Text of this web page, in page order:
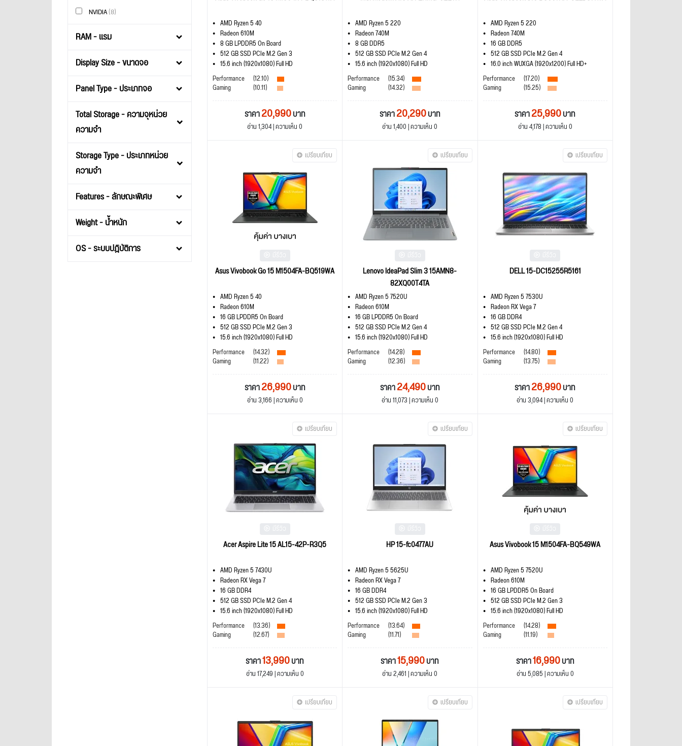
NVIDIA(8)
RAM - แรม
Display Size - ขนาดจอ
Panel Type - ประเภทจอ
Total Storage - ความจุหน่วย
ความจำ
Storage Type - ประเภทหน่วย
ความจำ
Features - ลักษณะพิเศษ
Weight - น้ำหนัก
OS - ระบบปฎิบัติการ
AMD Ryzen 5 40
Radeon 610M
8 GB LPDDR5 On Board
512 GB SSD PCIe M.2 Gen 3
15.6 inch (1920x1080) Full HD
Performance
(12.10)
Gaming (10.11)
ราคา20,990บาท
อ่าน 1,304 | ความเห็น 0
AMD Ryzen 5 220
Radeon 740M
8 GB DDR5
512 GB SSD PCIe M.2 Gen 4
15.6 inch (1920x1080) Full HD
Performance
(15.34)
Gaming (14.32)
ราคา20,290บาท
อ่าน 1,400 | ความเห็น 0
AMD Ryzen 5 220
Radeon 740M
16 GB DDR5
512 GB SSD PCIe M.2 Gen 4
16.0 inch WUXGA (1920x1200) Full HD+
Performance
(17.20)
Gaming (15.25)
ราคา25,990บาท
อ่าน 4,178 | ความเห็น 0
เปรียบเทียบ
Asus Vivobook Go 15 M1504FA-BQ519WA
AMD Ryzen 5 40
Radeon 610M
16 GB LPDDR5 On Board
512 GB SSD PCIe M.2 Gen 3
15.6 inch (1920x1080) Full HD
Performance
(14.32)
Gaming (11.22)
ราคา26,990บาท
อ่าน 3,166 | ความเห็น 0
เปรียบเทียบ
Lenovo IdeaPad Slim 3 15AMN8-
82XQ00T4TA
AMD Ryzen 5 7520U
Radeon 610M
16 GB LPDDR5 On Board
512 GB SSD PCIe M.2 Gen 4
15.6 inch (1920x1080) Full HD
Performance
(14.28)
Gaming (12.36)
ราคา24,490บาท
อ่าน 11,073 | ความเห็น 0
เปรียบเทียบ
DELL 15-DC15255R5161
AMD Ryzen 5 7530U
Radeon RX Vega 7
16 GB DDR4
512 GB SSD PCIe M.2 Gen 4
15.6 inch (1920x1080) Full HD
Performance
(14.80)
Gaming (13.75)
ราคา26,990บาท
อ่าน 3,094 | ความเห็น 0
เปรียบเทียบ
Acer Aspire Lite 15 AL15-42P-R3Q5
AMD Ryzen 5 7430U
Radeon RX Vega 7
16 GB DDR4
512 GB SSD PCIe M.2 Gen 4
15.6 inch (1920x1080) Full HD
Performance
(13.36)
Gaming (12.67)
ราคา13,990บาท
อ่าน 17,249 | ความเห็น 0
เปรียบเทียบ
HP 15-fc0477AU
AMD Ryzen 5 5625U
Radeon RX Vega 7
16 GB DDR4
512 GB SSD PCIe M.2 Gen 3
15.6 inch (1920x1080) Full HD
Performance
(13.64)
Gaming (11.71)
ราคา15,990บาท
อ่าน 2,461 | ความเห็น 0
เปรียบเทียบ
Asus Vivobook 15 M1504FA-BQ549WA
AMD Ryzen 5 7520U
Radeon 610M
16 GB LPDDR5 On Board
512 GB SSD PCIe M.2 Gen 3
15.6 inch (1920x1080) Full HD
Performance
(14.28)
Gaming (11.19)
ราคา16,990บาท
อ่าน 5,085 | ความเห็น 0
เปรียบเทียบ เปรียบเทียบ เปรียบเทียบ